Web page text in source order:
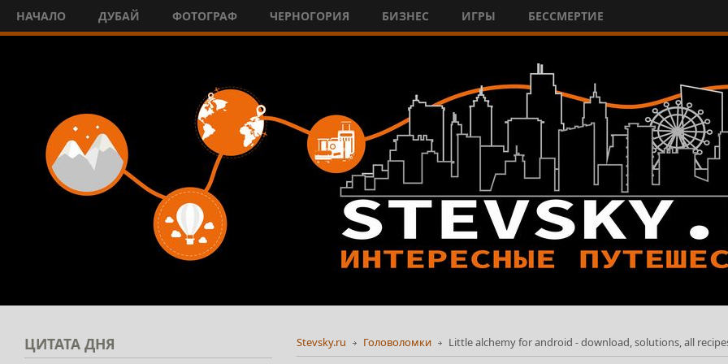
НАЧАЛО ДУБАЙ ФОТОГРАФ ЧЕРНОГОРИЯ БИЗНЕС ИГРЫ БЕССМЕРТИЕ
Stevsky.ru Головоломки Little alchemy for android - download, solutions, all
ЦИТАТА ДНЯ